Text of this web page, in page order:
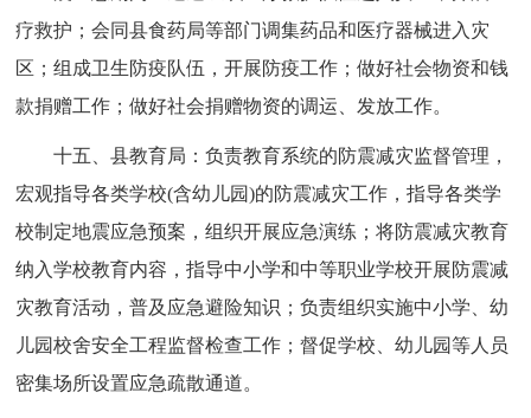
疗救护；会同县食药局等部门调集药品和医疗器械进入灾
区；组成卫生防疫队伍，开展防疫工作；做好社会物资和钱
款捐赠工作；做好社会捐赠物资的调运、发放工作。
十五、县教育局：负责教育系统的防震减灾监督管理，
宏观指导各类学校(含幼儿园)的防震减灾工作，指导各类学
校制定地震应急预案，组织开展应急演练；将防震减灾教育
纳入学校教育内容，指导中小学和中等职业学校开展防震减
灾教育活动，普及应急避险知识；负责组织实施中小学、幼
儿园校舍安全工程监督检查工作；督促学校、幼儿园等人员
密集场所设置应急疏散通道。